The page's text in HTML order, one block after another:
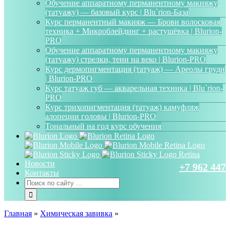
Обучение аппаратному перманентному макияжу
(татуажу) — базовый курс | Blu`rion-База
Курс перманентный макияж — Брови волосковая
техника + Микроблейдинг + растушёвка | Blurion-
PRO
Обучение аппаратному перманентному макияжу
(татуажу) стрелки, тени на веко | Blurion-PRO
Курс дермопигментация (татуаж) — Ареолы груди
| Blurion-PRO
Курс татуаж губ — акварельная техника | Blu`rion-
PRO
Курс трихопигментация (татуаж) камуфляж
алопеции головы | Blurion-PRO
Тональный на год курс обучения
Новости
Контакты
+7 962 447
Главная » Химическая завивка »